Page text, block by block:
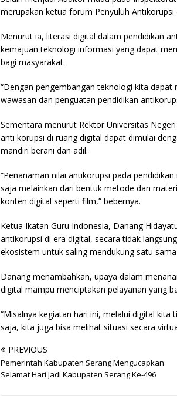
merupakan ketua forum Penyuluh Antikorupsi
Menurut ia, literasi digital dalam pendidikan
kemajuan teknologi informasi yang dapat
bagi masyarakat.
“Dengan pengembangan teknologi kita
wawasan dan penguatan pendidikan
Sementara menurut Rektor Universitas
anti korupsi di ruang digital dapat dimulai
mandiri berani dan adil.
“Penanaman nilai antikorupsi pada
saja melainkan dari bentuk metode dan
konten digital seperti film,” bebernya.
Ketua Ikatan Guru Indonesia, Danang
antikorupsi di era digital, secara tidak
ekosistem untuk saling mendukung satu sama
Danang menambahkan, upaya dalam
digital mampu menciptakan pelayanan yang
“Misalnya kegiatan hari ini, melalui digital kita
saja, kita juga bisa melihat situasi secara
PREVIOUS
Pemerintah Kabupaten Serang Mengucapkan
Selamat Hari Jadi Kabupaten Serang Ke-496